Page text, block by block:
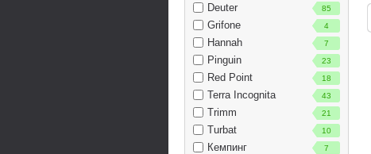
Deuter 85
Grifone 4
Hannah 7
Pinguin 23
Red Point 18
Terra Incognita 43
Trimm 21
Turbat 10
Кемпинг 7